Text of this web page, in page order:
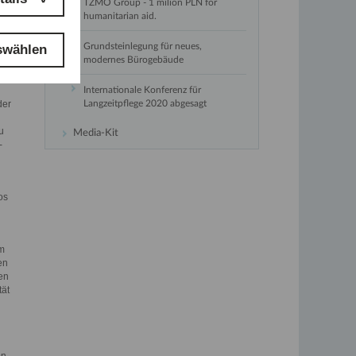
TZMO Group - 1 milion PLN for
humanitarian aid.
Grundsteinlegung für neues,
modernes Bürogebäude
Internationale Konferenz für
Langzeitpflege 2020 abgesagt
Media-Kit